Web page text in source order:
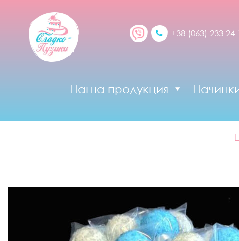
+38 (063) 233 24
Наша продукция